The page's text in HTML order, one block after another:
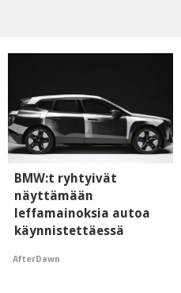
BMW:t ryhtyivät
näyttämään
leffamainoksia autoa
käynnistettäessä
AfterDawn